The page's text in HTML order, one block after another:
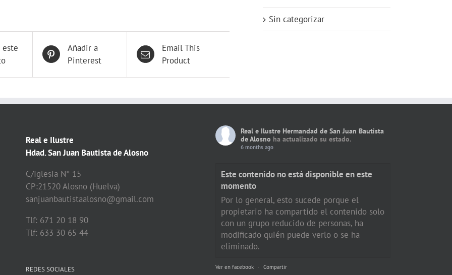
Añadir a
Pinterest
Email This
Product
Sin categorizar
Real e Ilustre
Hdad. San Juan Bautista de Alosno
C/Iglesia N° 15
CP:21520 Alosno (Huelva)
sanjuanbautistaalosno@gmail.com
Tlf: 671 20 18 90
Tlf: 633 30 65 44
REDES SOCIALES
Real e Ilustre Hermandad de San Juan Bautista
de Alosno ha actualizado su estado.
6 months ago
Este contenido no está disponible en este
momento
Por lo general, esto sucede porque el
propietario ha compartido el contenido solo
con un grupo reducido de personas, ha
modificado quién puede verlo o se ha
eliminado.
Ver en facebook · Compartir